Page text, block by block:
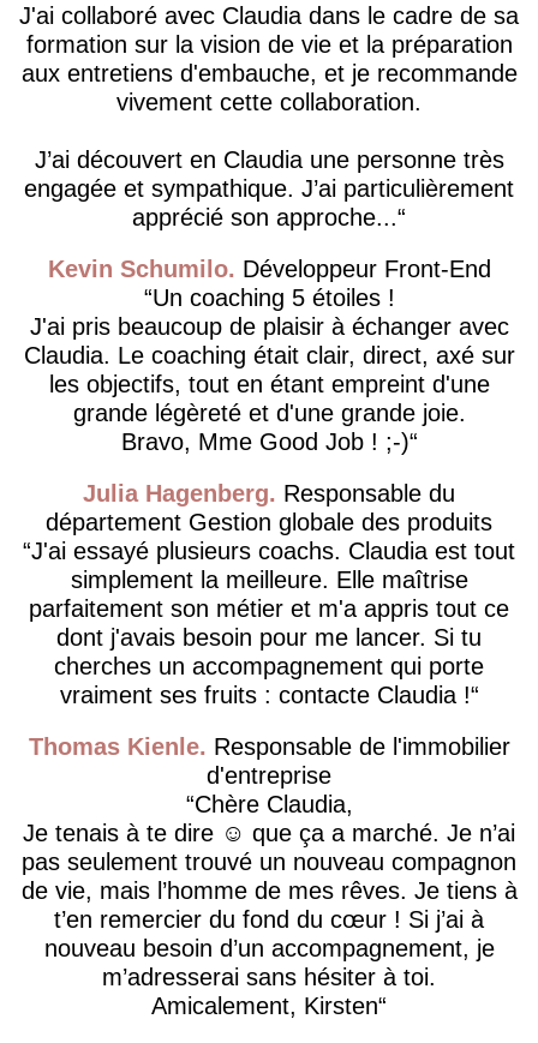
J'ai collaboré avec Claudia dans le cadre de sa
formation sur la vision de vie et la préparation
aux entretiens d'embauche, et je recommande
vivement cette collaboration.
J’ai découvert en Claudia une personne très
engagée et sympathique. J’ai particulièrement
apprécié son approche...
Kevin Schumilo
Développeur Front-End
Un coaching 5 étoiles !
J'ai pris beaucoup de plaisir à échanger avec
Claudia. Le coaching était clair, direct, axé sur
les objectifs, tout en étant empreint d'une
grande légèreté et d'une grande joie.
Bravo, Mme Good Job ! ;-)
Julia Hagenberg
Responsable du
département Gestion globale des produits
J'ai essayé plusieurs coachs. Claudia est tout
simplement la meilleure. Elle maîtrise
parfaitement son métier et m'a appris tout ce
dont j'avais besoin pour me lancer. Si tu
cherches un accompagnement qui porte
vraiment ses fruits : contacte Claudia !
Thomas Kienle
Responsable de l'immobilier
d'entreprise
Chère Claudia,
Je tenais à te dire ☺️ que ça a marché. Je n’ai
pas seulement trouvé un nouveau compagnon
de vie, mais l’homme de mes rêves. Je tiens à
t’en remercier du fond du cœur ! Si j’ai à
nouveau besoin d’un accompagnement, je
m’adresserai sans hésiter à toi.
Amicalement, Kirsten